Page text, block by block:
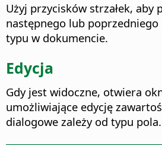
Użyj przycisków strzałek, aby
następnego lub
typu w dokumencie.
Edycja
Gdy jest widoczne, otwiera
umożliwiające edycję
dialogowe zależy od typu pola.